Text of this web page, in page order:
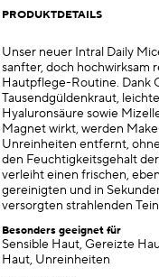
PRODUKTDETAILS
Unser neuer Intral Daily
sanfter, doch hochwirksam
Hautpflege-Routine. Dank
Tausendgüldenkraut,
Hyaluronsäure sowie
Magnet wirkt, werden
Unreinheiten entfernt,
den Feuchtigkeitsgehalt
verleiht einen frischen,
gereinigten und in
versorgten strahlenden
Besonders geeignet für
Sensible Haut, Gereizte
Haut, Unreinheiten